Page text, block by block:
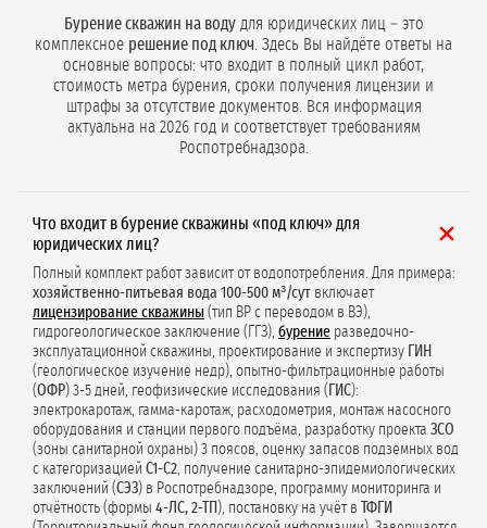
Бурение скважин на водудля юридических лиц – это
комплексное решение под ключ . Здесь Вы найдёте ответы на
основные вопросы: что входит в полный цикл работ,
стоимость метра бурения, сроки получения лицензии и
штрафы за отсутствие документов. Вся информация
актуальна на 2026 год и соответствует требованиям
Роспотребнадзора.
Что входит в бурение скважины «под ключ» для
юридических лиц?
Полный комплект работ зависит от водопотребления. Для примера:
хозяйственно-питьевая вода 100-500 м³/сут включает
лицензирование скважины (тип ВР с переводом в ВЭ),
гидрогеологическое заключение (ГГЗ), бурение разведочно-
эксплуатационной скважины, проектирование и экспертизу
ГИН
(геологическое изучение недр), опытно-фильтрационные работы
(ОФР) 3-5 дней, геофизические исследования ( ГИС):
электрокаротаж, гамма-каротаж, расходометрия, монтаж насосного
оборудования и станции первого подъёма, разработку проекта ЗСО
(зоны санитарной охраны) 3 поясов, оценку запасов подземных вод
с категоризацией С1-С2, получение санитарно-эпидемиологических
заключений (СЭЗ) в Роспотребнадзоре, программу мониторинга и
отчётность (формы 4-ЛС, 2-ТП ), постановку на учёт в ТФГИ